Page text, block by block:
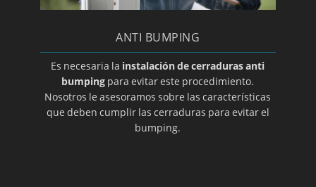
ANTI BUMPING
Es necesaria la instalación de cerraduras anti
bumping para evitar este procedimiento.
Nosotros le asesoramos sobre las características
que deben cumplir las cerraduras para evitar el
bumping.